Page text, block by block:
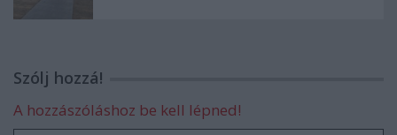
Szólj hozzá!
A hozzászóláshoz be kell lépned!